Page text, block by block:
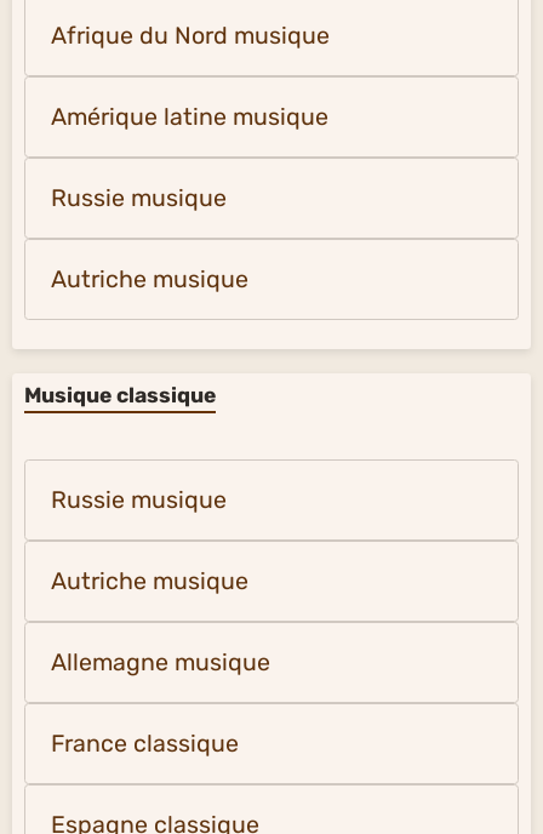
Afrique du Nord musique
Amérique latine musique
Russie musique
Autriche musique
Musique classique
Russie musique
Autriche musique
Allemagne musique
France classique
Espagne classique